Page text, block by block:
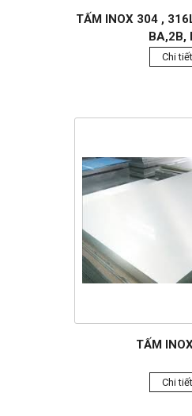
TẤM INOX 304 ,
BA,2B,
Chi tiết
TẤM
Chi tiết